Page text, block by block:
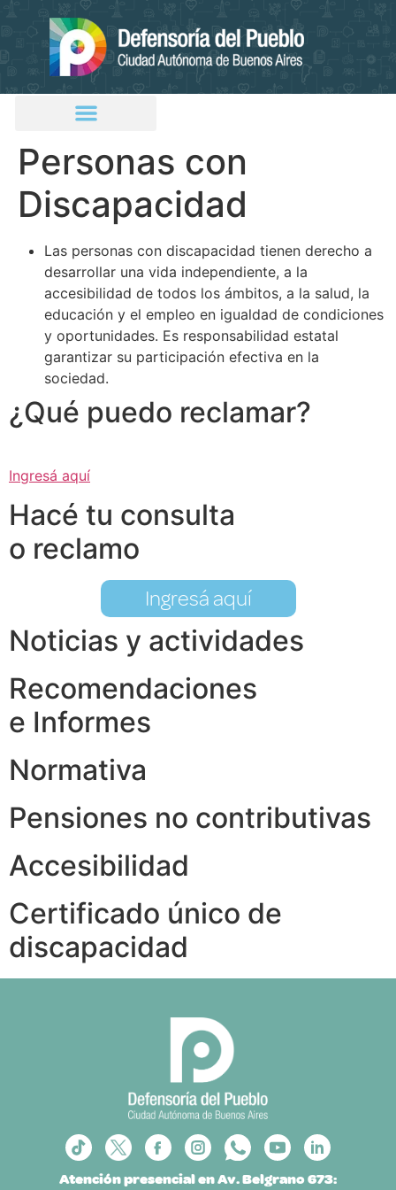
Personas con
Discapacidad
Las personas con discapacidad tienen derecho a
desarrollar una vida independiente, a la
accesibilidad de todos los ámbitos, a la salud, la
educación y el empleo en igualdad de condiciones
y oportunidades. Es responsabilidad estatal
garantizar su participación efectiva en la
sociedad.
¿Qué puedo reclamar?
Ingresá aquí
Hacé tu consulta
o reclamo
Ingresá aquí
Noticias y actividades
Recomendaciones
e Informes
Normativa
Pensiones no contributivas
Accesibilidad
Certificado único de
discapacidad
Atención presencial en Av. Belgrano 673: